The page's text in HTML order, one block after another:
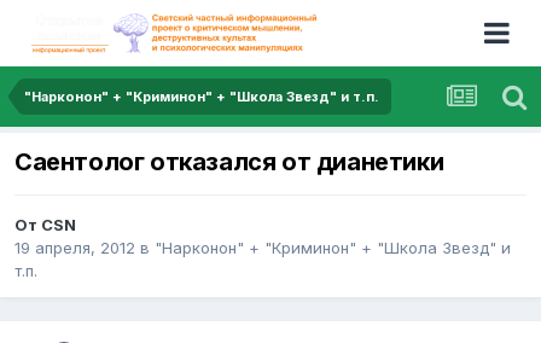
"Нарконон" + "Криминон" + "Школа Звезд" и т.п.
Саентолог отказался от дианетики
От CSN
19 апреля, 2012 в "Нарконон" + "Криминон" + "Школа Звезд" и
т.п.